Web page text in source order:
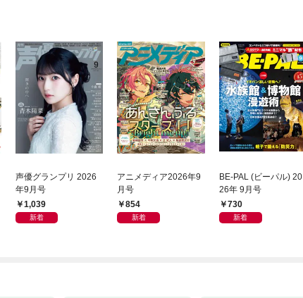
声優グランプリ 2026
年9月号
1,039
新着
アニメディア2026年9
月号
854
新着
BE-PAL (ビーパル) 20
26年 9月号
730
新着